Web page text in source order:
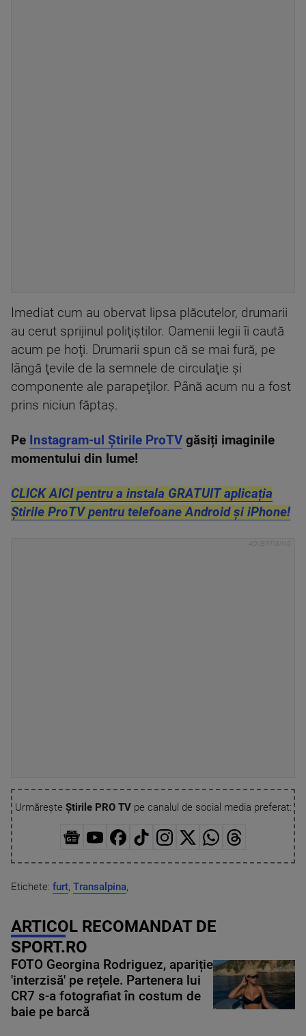
Imediat cum au obervat lipsa plăcutelor, drumarii
au cerut sprijinul poliţiştilor. Oamenii legii îi caută
acum pe hoţi. Drumarii spun că se mai fură, pe
lângă ţevile de la semnele de circulaţie şi
componente ale parapeţilor. Până acum nu a fost
prins niciun făptaş.
Pe Instagram-ul Știrile ProTV găsiți imaginile
momentului din lume!
CLICK AICI pentru a instala GRATUIT aplicația
Știrile ProTV pentru telefoane Android și iPhone!
Urmărește Știrile PRO TVpe canalul de social media preferat:
Etichete: furt, Transalpina,
ARTICOL RECOMANDAT DE
SPORT.RO
FOTO Georgina Rodriguez, apariție
'interzisă' pe rețele. Partenera lui
CR7 s-a fotografiat în costum de
baie pe barcă